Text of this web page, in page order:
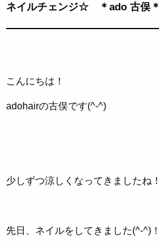
ネイルチェンジ☆ ＊ado 古俣＊
こんにちは！
adohairの古俣です(^-^)
少しずつ涼しくなってきましたね！
先日、ネイルをしてきました(^-^)！